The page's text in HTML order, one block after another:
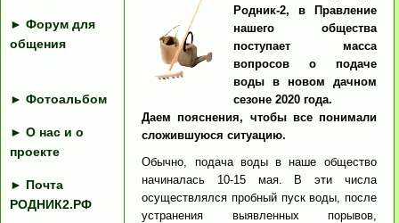
► Форум для
общения
► Фотоальбом
► О нас и о
проекте
► Почта
РОДНИК2.РФ
Родник-2, в Правление
нашего общества
поступает масса
вопросов о подаче
воды в новом дачном
сезоне 2020 года.
Даем пояснения, чтобы все понимали
сложившуюся ситуацию.
Обычно, подача воды в наше общество
начиналась 10-15 мая. В эти числа
осуществлялся пробный пуск воды, после
устранения выявленных порывов,